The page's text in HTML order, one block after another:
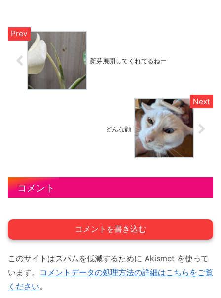
新芽展開してくれてるねー
どんな顔
コメント
コメントを書き込む
このサイトはスパムを低減するために Akismet を使って
います。 コメントデータの処理方法の詳細はこちらをご覧
ください。